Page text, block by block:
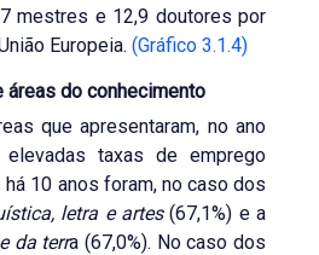
mestres e 12,9 doutores por
Europeia. (Gráfico 3.1.4)
áreas do conhecimento
que apresentaram, no ano
taxas de emprego
10 anos foram, no caso dos
letra e artes(67,1%) e a
da terra (67,0%). No caso dos